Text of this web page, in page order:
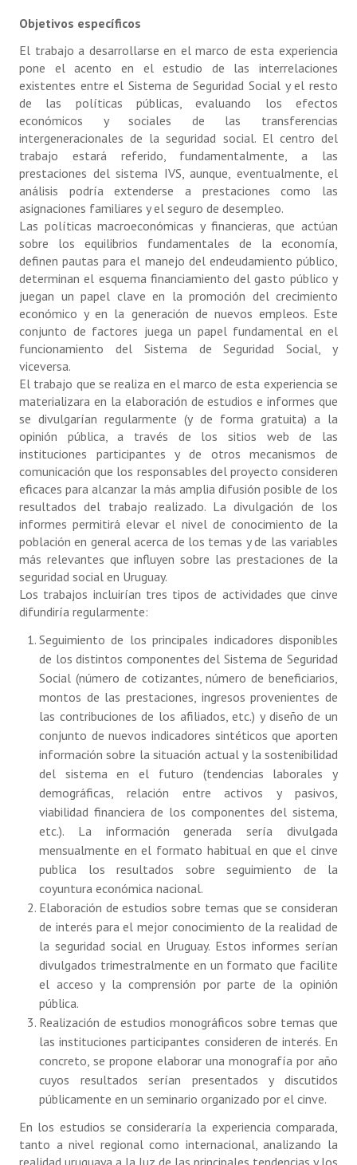
Objetivos específicos
El trabajo a desarrollarse en el marco de esta experiencia
pone el acento en el estudio de las interrelaciones
existentes entre el Sistema de Seguridad Social y el resto
de las políticas públicas, evaluando los efectos
económicos y sociales de las transferencias
intergeneracionales de la seguridad social. El centro del
trabajo estará referido, fundamentalmente, a las
prestaciones del sistema IVS, aunque, eventualmente, el
análisis podría extenderse a prestaciones como las
asignaciones familiares y el seguro de desempleo.
Las políticas macroeconómicas y financieras, que actúan
sobre los equilibrios fundamentales de la economía,
definen pautas para el manejo del endeudamiento público,
determinan el esquema financiamiento del gasto público y
juegan un papel clave en la promoción del crecimiento
económico y en la generación de nuevos empleos. Este
conjunto de factores juega un papel fundamental en el
funcionamiento del Sistema de Seguridad Social, y
viceversa.
El trabajo que se realiza en el marco de esta experiencia se
materializara en la elaboración de estudios e informes que
se divulgarían regularmente (y de forma gratuita) a la
opinión pública, a través de los sitios web de las
instituciones participantes y de otros mecanismos de
comunicación que los responsables del proyecto consideren
eficaces para alcanzar la más amplia difusión posible de los
resultados del trabajo realizado. La divulgación de los
informes permitirá elevar el nivel de conocimiento de la
población en general acerca de los temas y de las variables
más relevantes que influyen sobre las prestaciones de la
seguridad social en Uruguay.
Los trabajos incluirían tres tipos de actividades que cinve
difundiría regularmente:
Seguimiento de los principales indicadores disponibles
de los distintos componentes del Sistema de Seguridad
Social (número de cotizantes, número de beneficiarios,
montos de las prestaciones, ingresos provenientes de
las contribuciones de los afiliados, etc.) y diseño de un
conjunto de nuevos indicadores sintéticos que aporten
información sobre la situación actual y la sostenibilidad
del sistema en el futuro (tendencias laborales y
demográficas, relación entre activos y pasivos,
viabilidad financiera de los componentes del sistema,
etc.). La información generada sería divulgada
mensualmente en el formato habitual en que el cinve
publica los resultados sobre seguimiento de la
coyuntura económica nacional.
Elaboración de estudios sobre temas que se consideran
de interés para el mejor conocimiento de la realidad de
la seguridad social en Uruguay. Estos informes serían
divulgados trimestralmente en un formato que facilite
el acceso y la comprensión por parte de la opinión
pública.
Realización de estudios monográficos sobre temas que
las instituciones participantes consideren de interés. En
concreto, se propone elaborar una monografía por año
cuyos resultados serían presentados y discutidos
públicamente en un seminario organizado por el cinve.
En los estudios se consideraría la experiencia comparada,
tanto a nivel regional como internacional, analizando la
realidad uruguaya a la luz de las principales tendencias y los